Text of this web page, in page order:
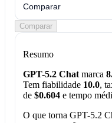
Comparar
Comparar
Resumo
GPT-5.2 Chatmarca
Tem fiabilidade 10.0,
de $0.604e tempo
O que torna GPT-5.2